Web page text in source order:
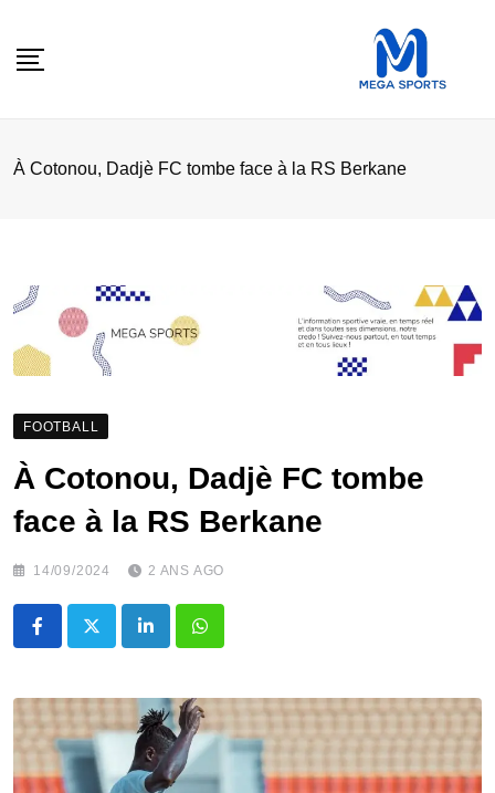
À Cotonou, Dadjè FC tombe face à la RS Berkane
FOOTBALL
À Cotonou, Dadjè FC tombe
face à la RS Berkane
14/09/2024 2 ANS AGO
LinkedInWhatsapp